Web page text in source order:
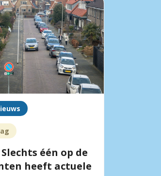
één op de
heeft actuele